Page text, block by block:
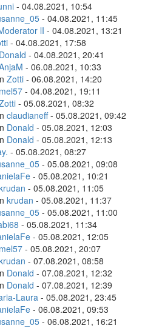
- 04.08.2021, 10:54
- 04.08.2021, 11:45
lI - 04.08.2021, 13:21
- 04.08.2021, 17:58
Donald - 04.08.2021, 20:41
- 06.08.2021, 10:33
Zotti - 06.08.2021, 14:20
- 04.08.2021, 19:11
- 05.08.2021, 08:32
claudianeff- 05.08.2021, 09:42
Donald - 05.08.2021, 12:03
Donald - 05.08.2021, 12:13
- 05.08.2021, 08:27
- 05.08.2021, 09:08
- 05.08.2021, 10:21
- 05.08.2021, 11:05
krudan - 05.08.2021, 11:37
- 05.08.2021, 11:00
- 05.08.2021, 11:34
- 05.08.2021, 12:05
- 05.08.2021, 20:07
- 07.08.2021, 08:58
Donald - 07.08.2021, 12:32
Donald - 07.08.2021, 12:39
Laura - 05.08.2021, 23:45
- 06.08.2021, 09:53
- 06.08.2021, 16:21